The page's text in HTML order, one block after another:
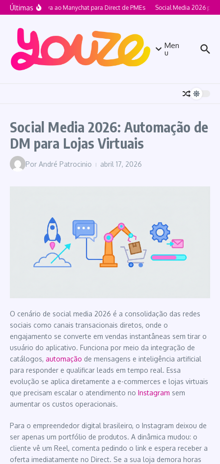
Ir para o conteúdo
Últimas
Alternativa ao Manychat para Direct de PMEs Social Media 2026 para
Men
u
Social Media 2026: Automação de
DM para Lojas Virtuais
Por André Patrocinio abril 17, 2026
O cenário de social media 2026 é a consolidação das redes
sociais como canais transacionais diretos, onde o
engajamento se converte em vendas instantâneas sem tirar o
usuário do aplicativo. Funciona por meio da integração de
catálogos, automação de mensagens e inteligência artificial
para responder e qualificar leads em tempo real. Essa
evolução se aplica diretamente a e-commerces e lojas virtuais
que precisam escalar o atendimento no Instagram sem
aumentar os custos operacionais.
Para o empreendedor digital brasileiro, o Instagram deixou de
ser apenas um portfólio de produtos. A dinâmica mudou: o
cliente vê um Reel, comenta pedindo o link e espera receber a
oferta imediatamente no Direct. Se a sua loja demora horas